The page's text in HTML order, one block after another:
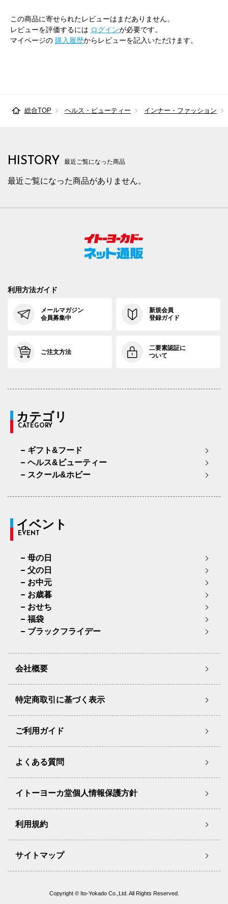
この商品に寄せられたレビューはまだありません。
レビューを評価するには ログインが必要です。
マイページの 購入履歴からレビューを記入いただけます。
総合TOP ヘルス・ビューティー インナー・ファッション
HISTORY 最近ご覧になった商品
最近ご覧になった商品がありません。
利用方法ガイド
メールマガジン
会員募集中
新規会員
登録ガイド
ご注文方法
二要素認証に
ついて
カテゴリ
CATEGORY
ギフト&フード
ヘルス&ビューティー
スクール&ホビー
イベント
EVENT
母の日
父の日
お中元
お歳暮
おせち
福袋
ブラックフライデー
会社概要
特定商取引に基づく表示
ご利用ガイド
よくある質問
イトーヨーカ堂個人情報保護方針
利用規約
サイトマップ
Copyright © Ito-Yokado Co.,Ltd. All Rights Reserved.